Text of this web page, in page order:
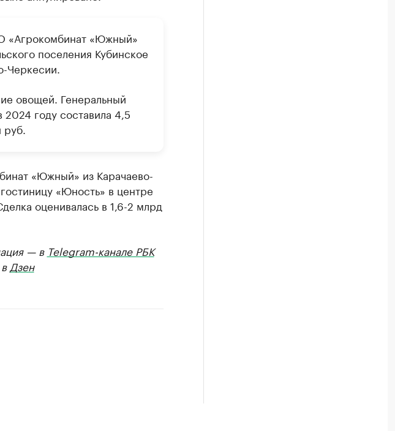
«Агрокомбинат «Южный»
поселения Кубинское
Черкесии.
овощей. Генеральный
году составила 4,5
«Южный» из Карачаево-
«Юность» в центре
оценивалась в 1,6-2 млрд
— в Telegram-канале РБК
Дзен